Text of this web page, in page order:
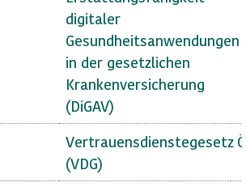
digitaler
Gesundheitsanwendungen
in der gesetzlichen
Krankenversicherung
(DiGAV)
Vertrauensdienstegesetz
(VDG)